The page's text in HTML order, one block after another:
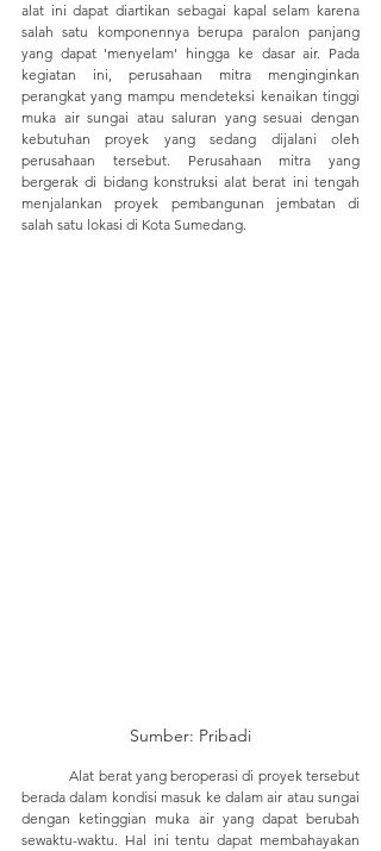
alat ini dapat diartikan sebagai kapal selam karena
salah satu komponennya berupa paralon panjang
yang dapat 'menyelam' hingga ke dasar air. Pada
kegiatan ini, perusahaan mitra menginginkan
perangkat yang mampu mendeteksi kenaikan tinggi
muka air sungai atau saluran yang sesuai dengan
kebutuhan proyek yang sedang dijalani oleh
perusahaan tersebut. Perusahaan mitra yang
bergerak di bidang konstruksi alat berat ini tengah
menjalankan proyek pembangunan jembatan di
salah satu lokasi di Kota Sumedang.
Sumber: Pribadi
	Alat berat yang beroperasi di proyek tersebut
berada dalam kondisi masuk ke dalam air atau sungai
dengan ketinggian muka air yang dapat berubah
sewaktu-waktu. Hal ini tentu dapat membahayakan